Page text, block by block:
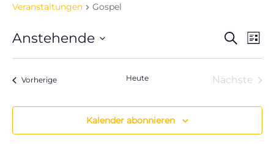
Veranstaltungen Gospel
Suche
Liste
Anstehende
VorherigeVeranstaltungen Heute
Nächste
Kalender abonnieren